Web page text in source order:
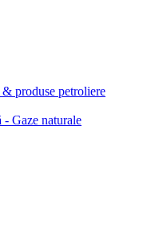
produse petroliere
Gaze naturale